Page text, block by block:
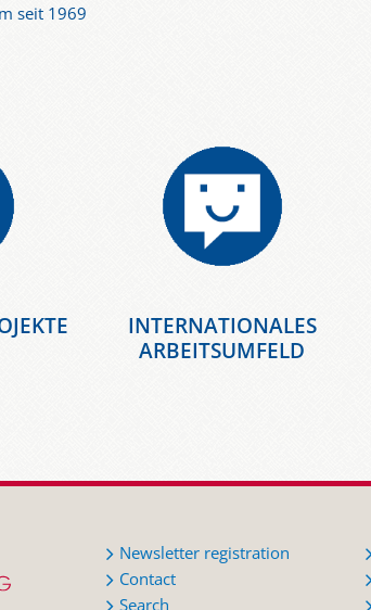
seit 1969
INTERNATIONALES
ARBEITSUMFELD
Newsletter registration
Contact
Search